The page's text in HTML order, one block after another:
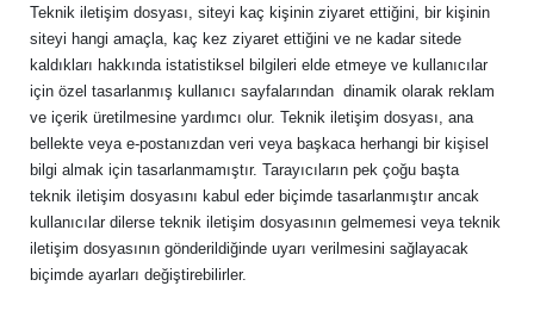
Teknik iletişim dosyası, siteyi kaç kişinin ziyaret ettiğini, bir kişinin
siteyi hangi amaçla, kaç kez ziyaret ettiğini ve ne kadar sitede
kaldıkları hakkında istatistiksel bilgileri elde etmeye ve kullanıcılar
için özel tasarlanmış kullanıcı sayfalarından dinamik olarak reklam
ve içerik üretilmesine yardımcı olur. Teknik iletişim dosyası, ana
bellekte veya e-postanızdan veri veya başkaca herhangi bir kişisel
bilgi almak için tasarlanmamıştır. Tarayıcıların pek çoğu başta
teknik iletişim dosyasını kabul eder biçimde tasarlanmıştır ancak
kullanıcılar dilerse teknik iletişim dosyasının gelmemesi veya teknik
iletişim dosyasının gönderildiğinde uyarı verilmesini sağlayacak
biçimde ayarları değiştirebilirler.